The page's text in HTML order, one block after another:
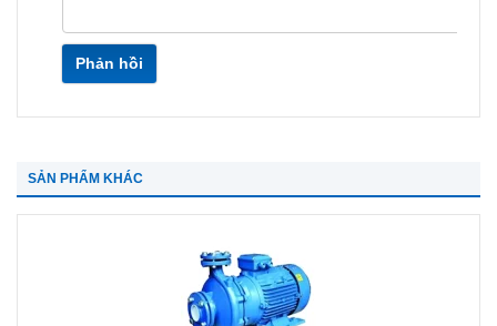
Phản hồi
SẢN PHẨM KHÁC